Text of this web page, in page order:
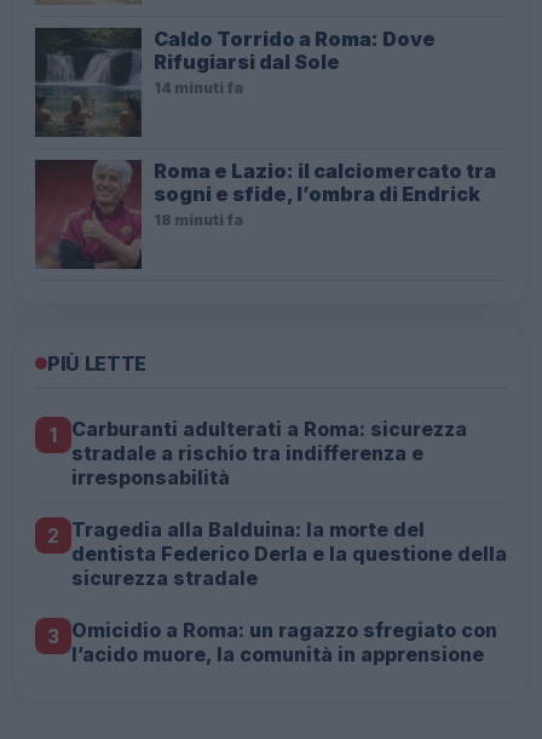
Caldo Torrido a Roma: Dove
Rifugiarsi dal Sole
14 minuti fa
Roma e Lazio: il calciomercato tra
sogni e sfide, l’ombra di Endrick
18 minuti fa
PIÙ LETTE
1
Carburanti adulterati a Roma: sicurezza
stradale a rischio tra indifferenza e
irresponsabilità
2 Tragedia alla Balduina: la morte del
dentista Federico Derla e la questione della
sicurezza stradale
3 Omicidio a Roma: un ragazzo sfregiato con
l’acido muore, la comunità in apprensione